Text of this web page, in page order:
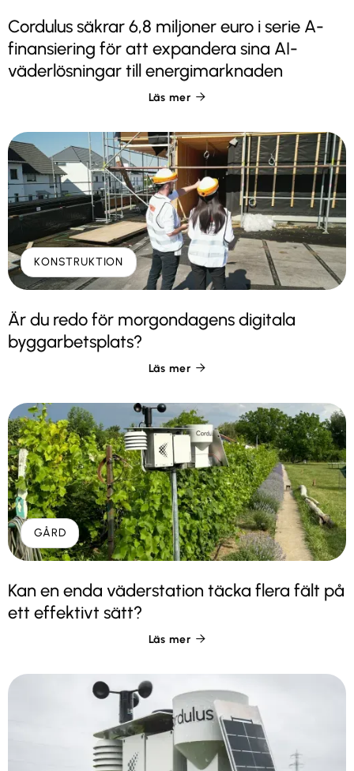
Cordulus säkrar 6,8 miljoner euro i serie A-
finansiering för att expandera sina AI-
väderlösningar till energimarknaden
Läs mer 
KONSTRUKTION
Är du redo för morgondagens digitala
byggarbetsplats?
Läs mer 
GÅRD
Kan en enda väderstation täcka flera fält på
ett effektivt sätt?
Läs mer 